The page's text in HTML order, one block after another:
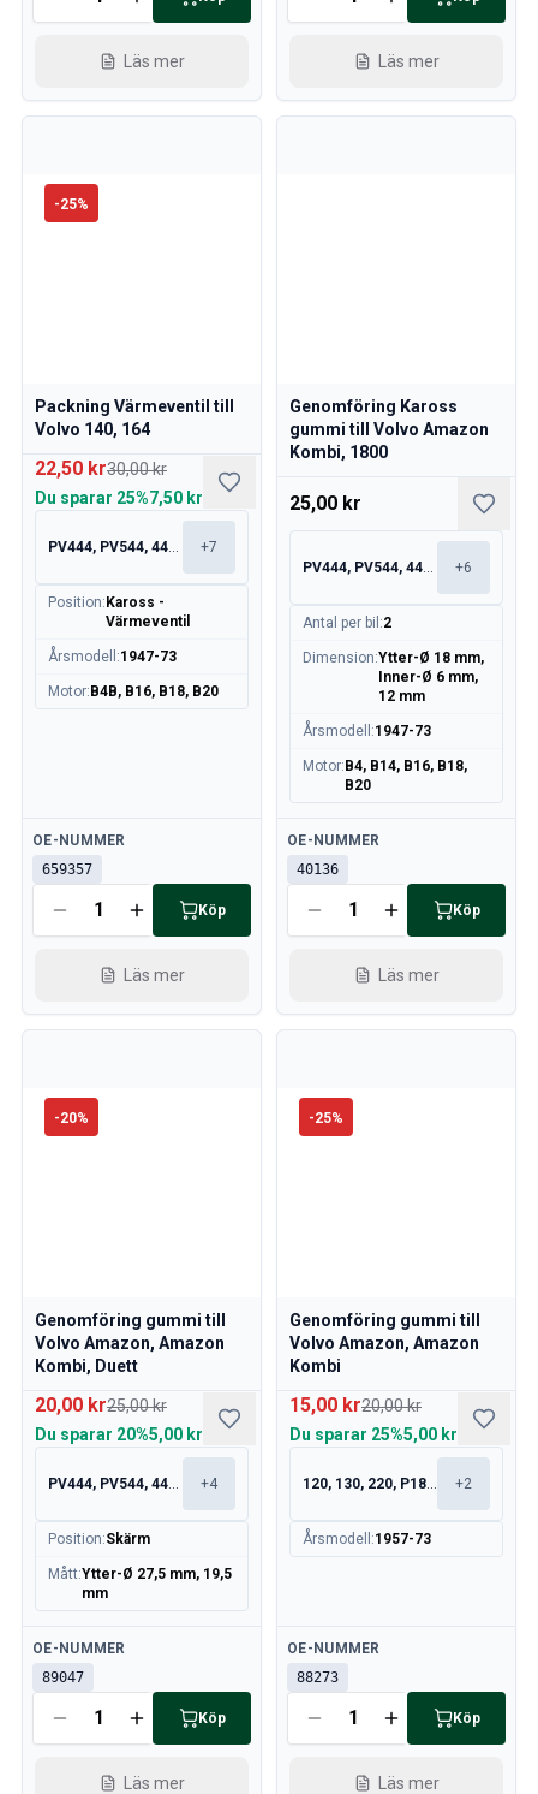
Volvo 760 Sprängskisser
Volvo 780 Sprängskisser
Volvo 850 Sprängskisser
Månadens kampanj
Läs mer Läs mer
-25%
Packning Värmeventil till
Volvo 140, 164
22,50 kr30,00 kr
Du sparar 25%7,50 kr
PV444, PV544, 445, 210 +7
Position: Kaross -
Värmeventil
Årsmodell :1947-73
Motor: B4B, B16, B18, B20
Tillgänglig
OE-NUMMER
659357
Köp
Läs mer
Genomföring Kaross
gummi till Volvo Amazon
Kombi, 1800
25,00 kr
PV444, PV544, 445, 210 +6
Antal per bil :2
Dimension:Ytter-Ø 18 mm,
Inner-Ø 6 mm,
12 mm
Årsmodell :1947-73
Motor: B4, B14, B16, B18,
B20
Tillgänglig
OE-NUMMER
40136
Köp
Läs mer
-20%
Genomföring gummi till
Volvo Amazon, Amazon
Kombi, Duett
20,00 kr25,00 kr
Du sparar 20%5,00 kr
PV444, PV544, 445, 210 +4
Position:Skärm
Mått:Ytter-Ø 27,5 mm, 19,5
mm
Tillgänglig
OE-NUMMER
89047
Köp
Läs mer
-25%
Genomföring gummi till
Volvo Amazon, Amazon
Kombi
15,00 kr20,00 kr
Du sparar 25%5,00 kr
120, 130, 220, P1800 +2
Årsmodell :1957-73
Tillgänglig
OE-NUMMER
88273
Köp
Läs mer